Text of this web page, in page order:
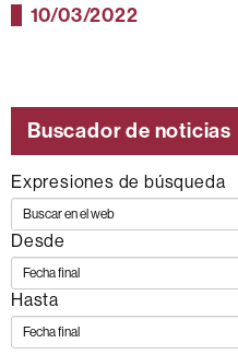
10/03/2022
Buscador de noticias
Expresiones de búsqueda
Desde
Hasta